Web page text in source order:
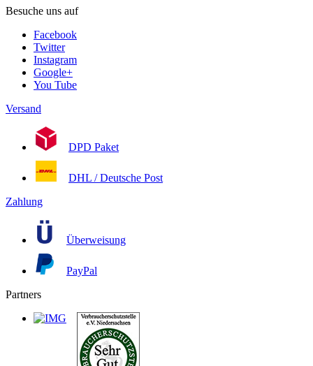
Besuche uns auf
Facebook
Twitter
Instagram
Google+
You Tube
Versand
DPD Paket
DHL / Deutsche Post
Zahlung
Überweisung
PayPal
Partners